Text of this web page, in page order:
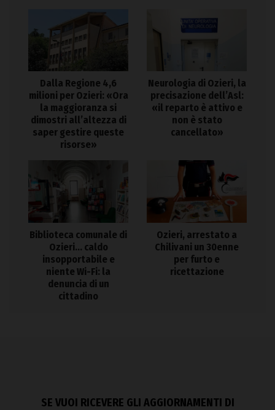
Dalla Regione 4,6
milioni per Ozieri: «Ora
la maggioranza si
dimostri all’altezza di
saper gestire queste
risorse»
Neurologia di Ozieri, la
precisazione dell’Asl:
«il reparto è attivo e
non è stato
cancellato»
Biblioteca comunale di
Ozieri… caldo
insopportabile e
niente Wi-Fi: la
denuncia di un
cittadino
Ozieri, arrestato a
Chilivani un 30enne
per furto e
ricettazione
SE VUOI RICEVERE GLI AGGIORNAMENTI DI